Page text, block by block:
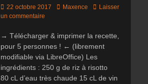
Posted
on
22 octobre 2017 Author
Maxence
Laisser
un commentaire
→ Télécharger & imprimer la recette,
pour 5 personnes ! ← (librement
modifiable via LibreOffice) Les
ingrédients : 250 g de riz à risotto
80 cL d’eau très chaude 15 cL de vin